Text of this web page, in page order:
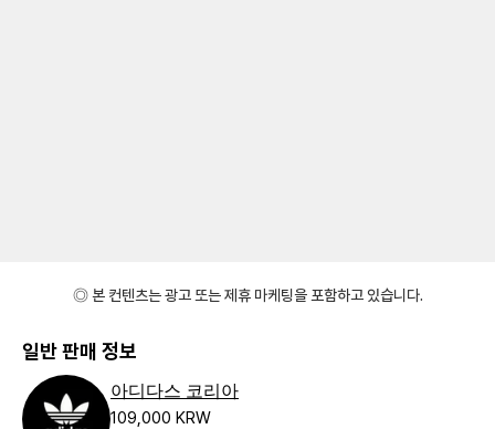
◎ 본 컨텐츠는 광고 또는 제휴 마케팅을 포함하고 있습니다.
일반 판매 정보
아디다스 코리아
109,000 KRW